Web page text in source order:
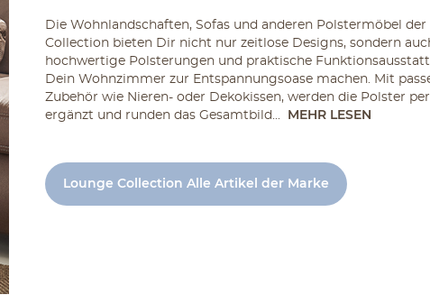
Die Wohnlandschaften, Sofas und anderen Polstermöbel der
Collection bieten Dir nicht nur zeitlose Designs, sondern
hochwertige Polsterungen und praktische
Dein Wohnzimmer zur Entspannungsoase machen. Mit
Zubehör wie Nieren- oder Dekokissen, werden die Polster
ergänzt und runden das Gesamtbild...
MEHR LESEN
Lounge Collection Alle Artikel der Marke